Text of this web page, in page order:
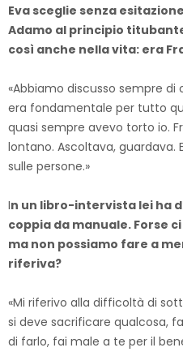
Eva sceglie senza
Adamo al principio
così anche nella vita: era
«Abbiamo discusso sempre di
era fondamentale per tutto
quasi sempre avevo torto io.
lontano. Ascoltava, guardava.
sulle persone.»
In un libro-intervista lei ha
coppia da manuale. Forse
ma non possiamo fare a
riferiva?
«Mi riferivo alla difficoltà di
si deve sacrificare qualcosa,
di farlo, fai male a te per il